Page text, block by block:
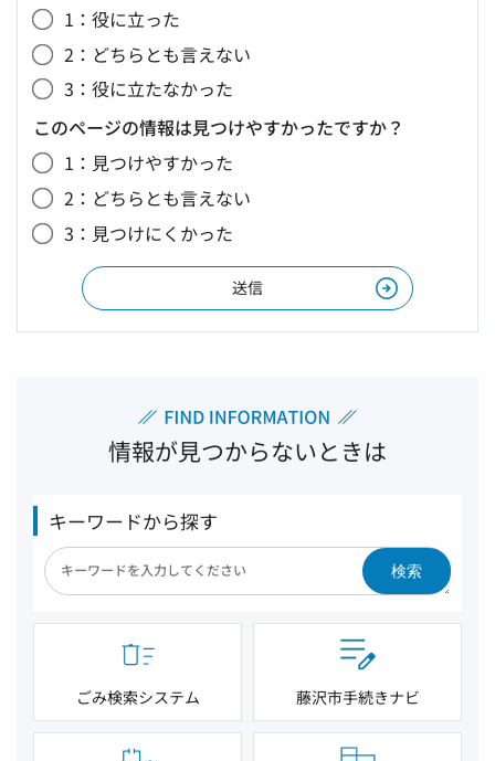
1：役に立った
2：どちらとも言えない
3：役に立たなかった
このページの情報は見つけやすかったですか？
1：見つけやすかった
2：どちらとも言えない
3：見つけにくかった
情報が見つからないときは
キーワードから探す
検索
ごみ検索システム 藤沢市手続きナビ